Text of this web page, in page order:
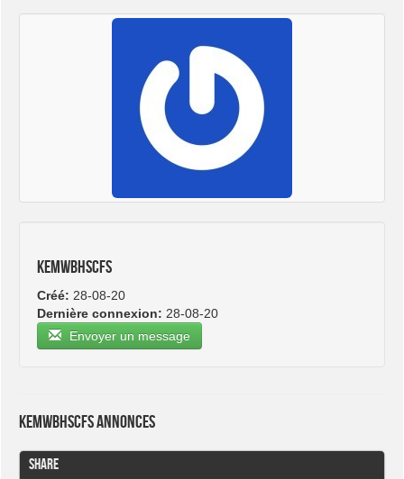
kemwbhscfs
Créé: 28-08-20
Dernière connexion: 28-08-20
Envoyer un message
kemwbhscfs Annonces
Share